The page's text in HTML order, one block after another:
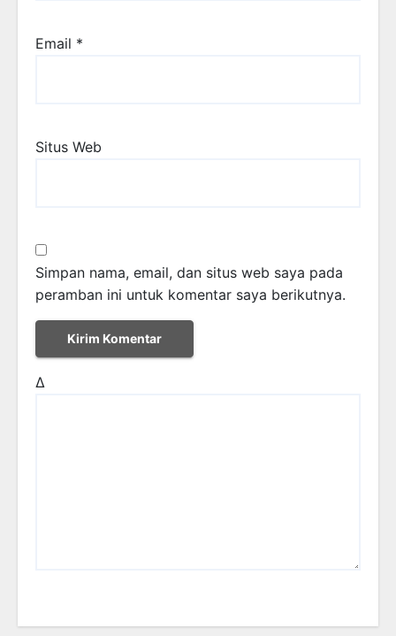
Email *
Situs Web
Simpan nama, email, dan situs web saya pada
peramban ini untuk komentar saya berikutnya.
Δ